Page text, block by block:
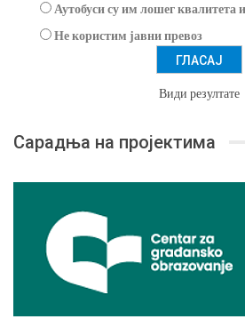
Аутобуси су им лошег квалитета
Не користим јавни превоз
Види резултате
Сарадња на пројектима